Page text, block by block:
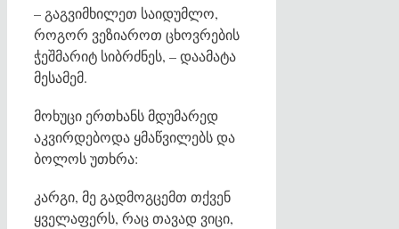
– გაგვიმხილეთ საიდუმლო,
როგორ ვეზიაროთ ცხოვრების
ჭეშმარიტ სიბრძნეს, – დაამატა
მესამემ.
მოხუცი ერთხანს მდუმარედ
აკვირდებოდა ყმაწვილებს და
ბოლოს უთხრა:
კარგი, მე გადმოგცემთ თქვენ
ყველაფერს, რაც თავად ვიცი,